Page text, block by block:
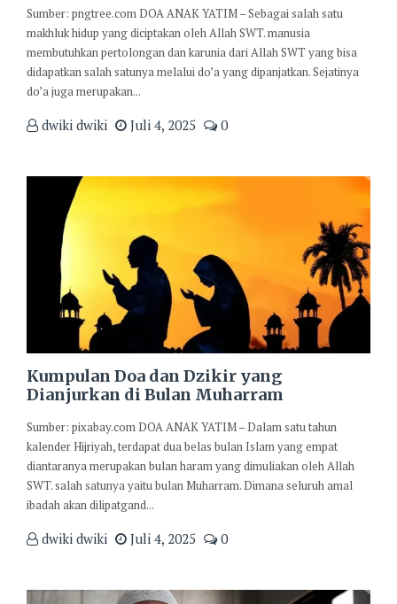
Sumber: pngtree.com DOA ANAK YATIM – Sebagai salah satu
makhluk hidup yang diciptakan oleh Allah SWT. manusia
membutuhkan pertolongan dan karunia dari Allah SWT yang bisa
didapatkan salah satunya melalui do’a yang dipanjatkan. Sejatinya
do’a juga merupakan...
dwiki dwiki Juli 4, 2025 0
Kumpulan Doa dan Dzikir yang
Dianjurkan di Bulan Muharram
Sumber: pixabay.com DOA ANAK YATIM – Dalam satu tahun
kalender Hijriyah, terdapat dua belas bulan Islam yang empat
diantaranya merupakan bulan haram yang dimuliakan oleh Allah
SWT. salah satunya yaitu bulan Muharram. Dimana seluruh amal
ibadah akan dilipatgand...
dwiki dwiki Juli 4, 2025 0